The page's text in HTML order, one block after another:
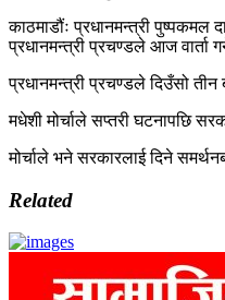
काठमाडौंः प्रधानमन्त्री पुष्पकमल
प्रधानमन्त्री प्रचण्डले आज वार्ता
प्रधानमन्त्री प्रचण्डले दिउँसो तीन
मधेशी मोर्चाले सप्तरी घटनापछि
मोर्चाले भने सरकारलाई दिने
Related